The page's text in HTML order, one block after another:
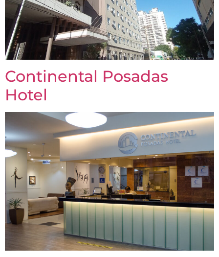
Continental Posadas
Hotel